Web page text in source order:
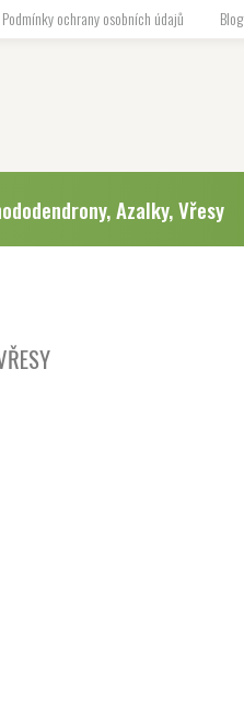
Podmínky ochrany osobních údajů Blog
Azalky, Vřesy